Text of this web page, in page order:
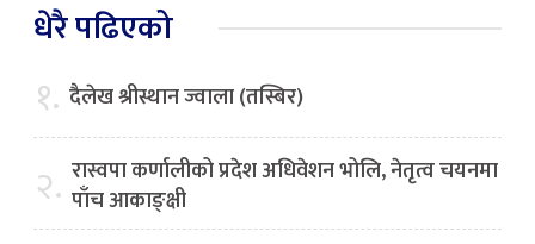
धेरै पढिएको
१. दैलेख श्रीस्थान ज्वाला (तस्बिर)
२. रास्वपा कर्णालीको प्रदेश अधिवेशन भोलि, नेतृत्व चयनमा
पाँच आकाङ्क्षी